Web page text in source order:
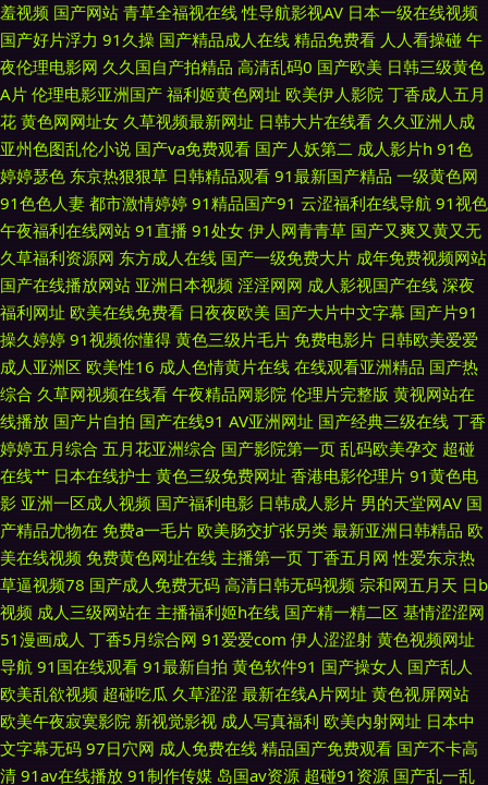
级直播 91深候 肏91网 久热精品10 超碰A片 日本色情天堂 久草首页老司机
欧美入口一二三 人碰人操人碰 亚洲毛片网站 91视频18 熟女色网 肏屄日韩网
址 ab片免费观看 超碰在线一起 日韩草草草 综合久久 国产情侣啪啪啪 国产
三线电影大全 精品玖玖热 殴美蜜桃 美日韩一二三 国产成人在线免费 自拍超
碰人人 美女网站欧美色 日屄欧美日屄 日本a片级播放 www色图 豆花传媒网
官网 殴美A∨ 韩国一级黄色片 日韩久久精品 AV福利网 人人操人人色网 尤物
喷水 国产精品色色 超碰国产99 国产久草视频 伪娘互操 91黑丝自慰 成人国
产黄在线看 91性爱国产 91在线精品视频 美女视频 豆花av网 97在线综合 无
码天美麻豆 超碰97极品9 亚州第一夜 免费看的91 在线免费91 欧美AA视频
福利剧场 91P社区入口 久久大香蕉 欧美啪啪91 www簧片网站 肏草碰91 国
产福利区视频 欧美色AB 一区一区一去二级 东京热自慰自行车 午夜看片 性交
综合网 91超碰天堂 少妇自蔚 综合网爱豆 91人妻在线 91夫妻看篇 丝袜香蕉
论理 亚洲韩国最新版片 伊人久久精品区 狠狠撸成人在线 国产精品传媒导航
国产操美女 午夜看片 欧美激情另类 人妻美少妇 少妇久久5151 97在线资源
羞视频 国产网站 青草全福视在线 性导航影视AV 日本一级在线视频
国产好片浮力 91久操 国产精品成人在线 精品免费看 人人看操碰 午
夜伦理电影网 久久国自产拍精品 高清乱码0 国产欧美 日韩三级黄色
A片 伦理电影亚洲国产 福利姬黄色网址 欧美伊人影院 丁香成人五月
花 黄色网网址女 久草视频最新网址 日韩大片在线看 久久亚洲人成
亚州色图乱伦小说 国产va免费观看 国产人妖第二 成人影片h 91色
婷婷瑟色 东京热狠狠草 日韩精品观看 91最新国产精品 一级黄色网
91色色人妻 都市激情婷婷 91精品国产91 云涩福利在线导航 91视色
午夜福利在线网站 91直播 91处女 伊人网青青草 国产又爽又黄又无
久草福利资源网 东方成人在线 国产一级免费大片 成年免费视频网站
国产在线播放网站 亚洲日本视频 淫淫网网 成人影视国产在线 深夜
福利网址 欧美在线免费看 日夜夜欧美 国产大片中文字幕 国产片91
操久婷婷 91视频你懂得 黄色三级片毛片 免费电影片 日韩欧美爱爱
成人亚洲区 欧美性16 成人色情黄片在线 在线观看亚洲精品 国产热
综合 久草网视频在线看 午夜精品网影院 伦理片完整版 黄视网站在
线播放 国产片自拍 国产在线91 AV亚洲网址 国产经典三级在线 丁香
婷婷五月综合 五月花亚洲综合 国产影院第一页 乱码欧美孕交 超碰
在线艹 日本在线护士 黄色三级免费网址 香港电影伦理片 91黄色电
影 亚洲一区成人视频 国产福利电影 日韩成人影片 男的天堂网AV 国
产精品尤物在 免费a一毛片 欧美肠交扩张另类 最新亚洲日韩精品 欧
美在线视频 免费黄色网址在线 主播第一页 丁香五月网 性爱东京热
草逼视频78 国产成人免费无码 高清日韩无码视频 宗和网五月天 日b
视频 成人三级网站在 主播福利姬h在线 国产精一精二区 基情涩涩网
51漫画成人 丁香5月综合网 91爱爱com 伊人涩涩射 黄色视频网址
导航 91国在线观看 91最新自拍 黄色软件91 国产操女人 国产乱人
欧美乱欲视频 超碰吃瓜 久草涩涩 最新在线A片网址 黄色视屏网站
欧美午夜寂寞影院 新视觉影视 成人写真福利 欧美内射网址 日本中
文字幕无码 97日穴网 成人免费在线 精品国产免费观看 国产不卡高
清 91av在线播放 91制作传媒 岛国av资源 超碰91资源 国产乱一乱